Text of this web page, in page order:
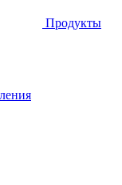
Продукты